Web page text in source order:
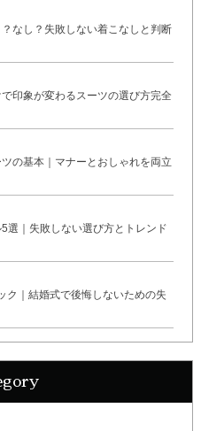
なし？失敗しない着こなしと判断
印象が変わるスーツの選び方完全
の基本｜マナーとおしゃれを両立
選｜失敗しない選び方とトレンド
ク｜結婚式で後悔しないための失